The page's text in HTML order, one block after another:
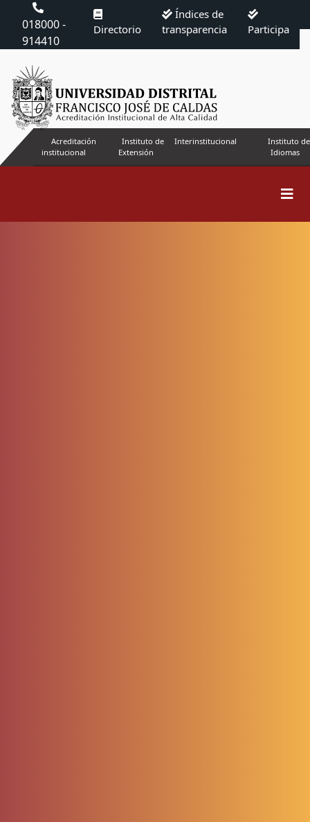
018000 -
914410
Directorio
Índices de
transparencia
Participa
Acreditación
institucional
Instituto de
Extensión
Interinstitucional
Instituto de
Idiomas